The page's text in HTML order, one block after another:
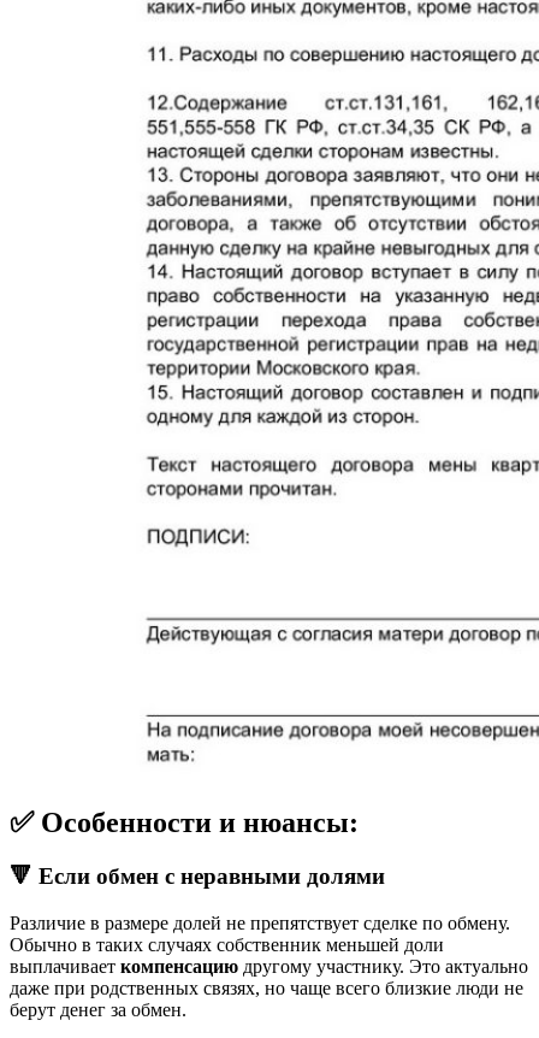
✅ Особенности и нюансы:
🔻 Если обмен с неравными долями
Различие в размере долей не препятствует сделке по обмену.
Обычно в таких случаях собственник меньшей доли
выплачивает компенсацию другому участнику. Это актуально
даже при родственных связях, но чаще всего близкие люди не
берут денег за обмен.